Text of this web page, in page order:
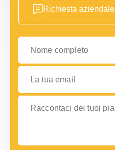
Richiesta aziendale
Nome completo
La tua email
Raccontaci dei tuoi piani